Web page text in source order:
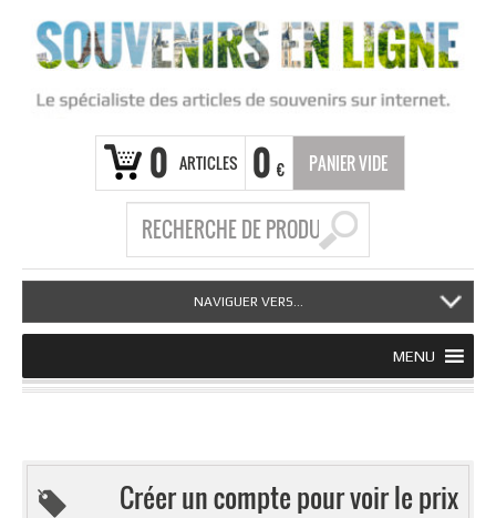
0 ARTICLES 0 € PANIER VIDE
NAVIGUER VERS...
MENU
Créer un compte pour voir le prix